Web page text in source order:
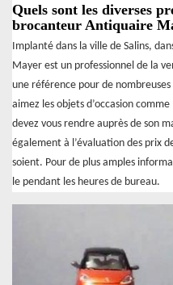
Quels sont les diverses
brocanteur Antiquaire
Implanté dans la ville de Salins,
Mayer est un professionnel de la
une référence pour de
aimez les objets d’occasion
devez vous rendre auprès de son
également à l’évaluation des prix
soient. Pour de plus amples
le pendant les heures de bureau.